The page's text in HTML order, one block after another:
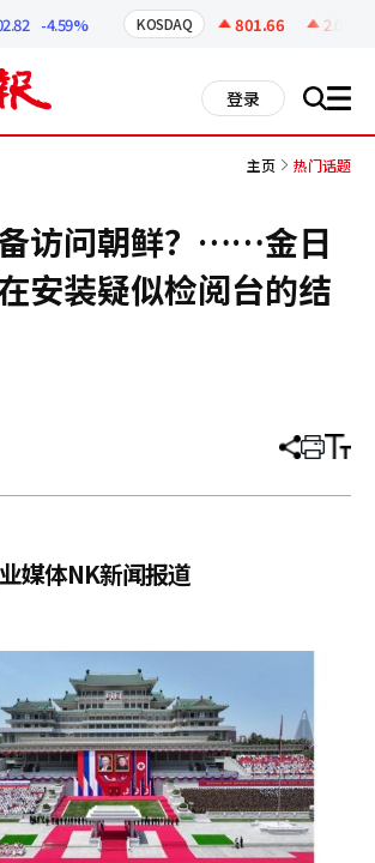
-4.59% KOSDAQ 801.66 2.07
登录 搜 all
主页 热门话题
访问朝鲜？……金日
安装疑似检阅台的结
分
章
打 调
小
媒体NK新闻报道